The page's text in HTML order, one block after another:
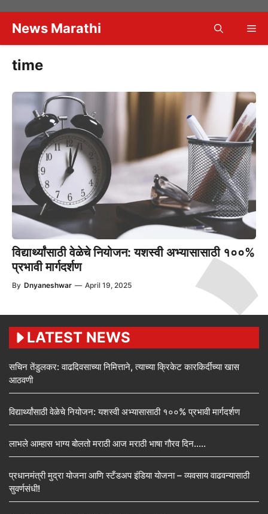
content
News Marathi
time
विद्यार्थ्यांसाठी वेळेचे नियोजन: यशस्वी अभ्यासासाठी १००%
प्रभावी मार्गदर्शण
By Dnyaneshwar — April 19, 2025
LATEST NEWS
सचिन तेंडुलकर: वाढदिवसाच्या निमित्ताने, त्याच्या क्रिकेट कारकिर्दीच्या खास
आठवणी
विद्यार्थ्यांसाठी वेळेचे नियोजन: यशस्वी अभ्यासासाठी १००% प्रभावी मार्गदर्शण
लाभले आम्हास भाग्य बोलतो मराठी आज मराठी भाषा गौरव दिन…..
प्रधानमंत्री मुद्रा योजना आणि स्टँडअप इंडिया योजना – व्यवसाय वाढवन्यासाठी
सुवर्णसंधी!